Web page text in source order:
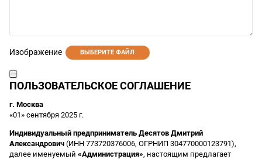
Изображение ВЫБЕРИТЕ ФАЙЛ
ПОЛЬЗОВАТЕЛЬСКОЕ СОГЛАШЕНИЕ
г. Москва
«01» сентября 2025 г.
Индивидуальный предприниматель Десятов Дмитрий
Александрович (ИНН 773720376006, ОГРНИП 304770000123791),
далее именуемый «Администрация», настоящим предлагает